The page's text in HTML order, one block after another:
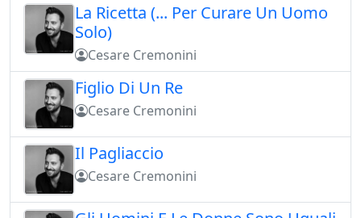
La Ricetta (... Per Curare Un Uomo
Solo)
Cesare Cremonini
Figlio Di Un Re
Cesare Cremonini
Il Pagliaccio
Cesare Cremonini